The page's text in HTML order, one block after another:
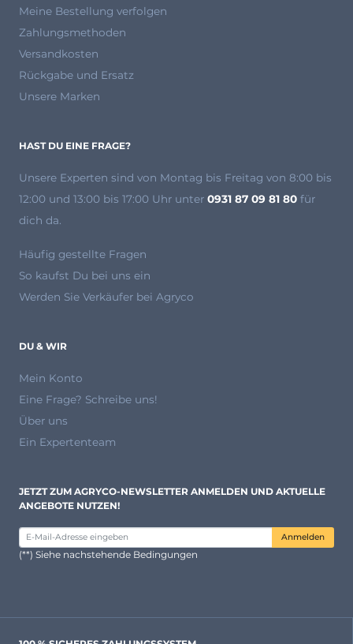
Meine Bestellung verfolgen
Zahlungsmethoden
Versandkosten
Rückgabe und Ersatz
Unsere Marken
HAST DU EINE FRAGE?
Unsere Experten sind von Montag bis Freitag von 8:00 bis
12:00 und 13:00 bis 17:00 Uhr unter 0931 87 09 81 80 für
dich da.
Häufig gestellte Fragen
So kaufst Du bei uns ein
Werden Sie Verkäufer bei Agryco
DU & WIR
Mein Konto
Eine Frage? Schreibe uns!
Über uns
Ein Expertenteam
JETZT ZUM AGRYCO-NEWSLETTER ANMELDEN UND AKTUELLE
ANGEBOTE NUTZEN!
Anmelden
(**) Siehe nachstehende Bedingungen